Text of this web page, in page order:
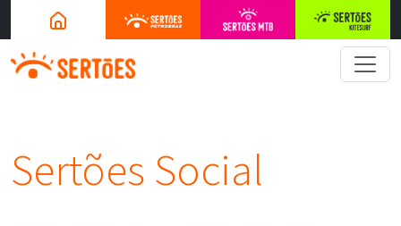
Sertões Social